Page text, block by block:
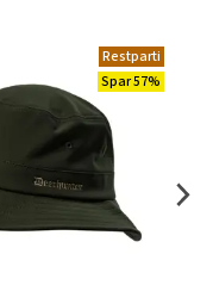
Restparti
Spar 57%